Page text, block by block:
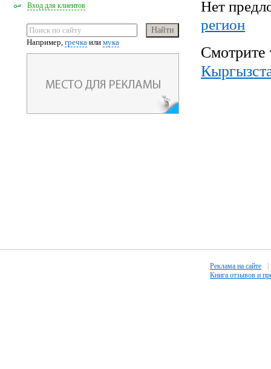
Вход для клиентов
Например, гречка или мука
Нет
регион
Смотрите
Реклама на сайте
Книга отзывов и